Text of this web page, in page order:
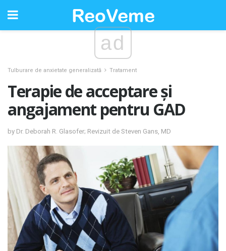
ad
Tulburare de anxietate generalizată Tratament
Terapie de acceptare și
angajament pentru GAD
by Dr. Deborah R. Glasofer; Revizuit de Steven Gans, MD